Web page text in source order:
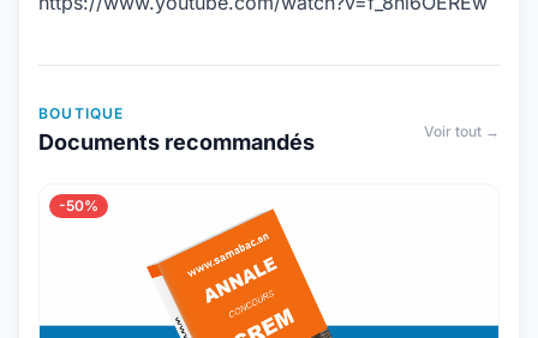
BOUTIQUE
Documents recommandés Voir tout →
-50%